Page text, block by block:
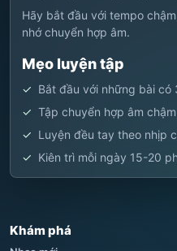
Hãy bắt đầu với tempo
nhớ chuyển hợp âm.
Mẹo luyện tập
Bắt đầu với những bài có
Tập chuyển hợp âm
Luyện đều tay theo nhịp
Kiên trì mỗi ngày 15-20
Khám phá